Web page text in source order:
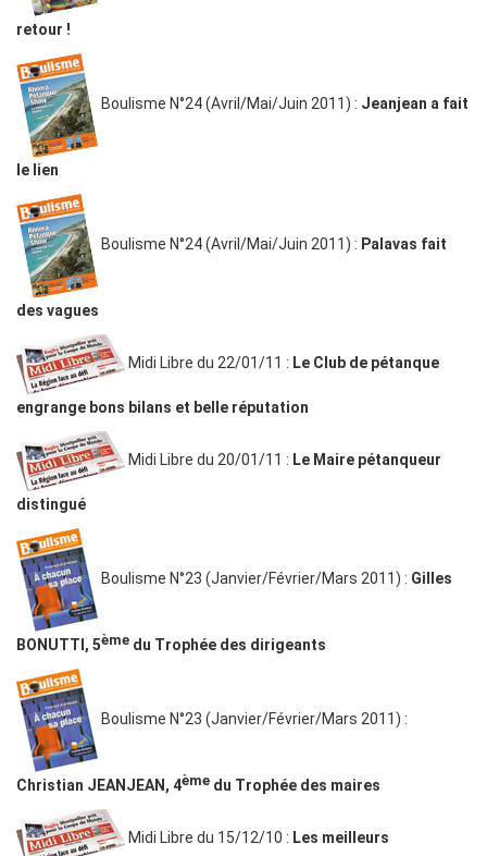
retour !
Boulisme N°24 (Avril/Mai/Juin 2011) : Jeanjean a fait
le lien
Boulisme N°24 (Avril/Mai/Juin 2011) : Palavas fait
des vagues
Midi Libre du 22/01/11 : Le Club de pétanque
engrange bons bilans et belle réputation
Midi Libre du 20/01/11 : Le Maire pétanqueur
distingué
Boulisme N°23 (Janvier/Février/Mars 2011) : Gilles
BONUTTI, 5ème du Trophée des dirigeants
Boulisme N°23 (Janvier/Février/Mars 2011) :
Christian JEANJEAN, 4ème du Trophée des maires
Midi Libre du 15/12/10 : Les meilleurs